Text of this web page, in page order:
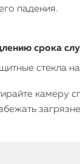
падения.
срока
стекла
камеру